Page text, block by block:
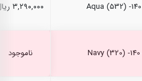
۳,۲۹۰,۰۰۰ ریال
ناموجود